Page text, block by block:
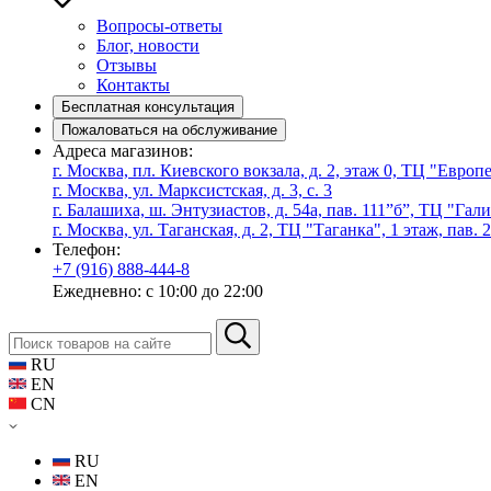
Вопросы-ответы
Блог, новости
Отзывы
Контакты
Бесплатная консультация
Пожаловаться на обслуживание
Адреса магазинов:
г. Москва, пл. Киевского вокзала, д. 2, этаж 0, ТЦ
г. Москва, ул. Марксистская, д. 3, с. 3
г. Балашиха, ш. Энтузиастов, д. 54а, пав. 111”б”, ТЦ
г. Москва, ул. Таганская, д. 2, ТЦ "Таганка", 1 этаж, пав.
Телефон:
+7 (916) 888-444-8
Ежедневно: с 10:00 до 22:00
RU
EN
CN
RU
EN